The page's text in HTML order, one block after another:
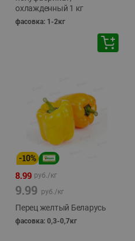
охлажденный 1 кг
фасовка: 1-2кг
-10%
8.99 руб./кг
9.99 руб./кг
Перец желтый Беларусь
фасовка: 0,3-0,7кг